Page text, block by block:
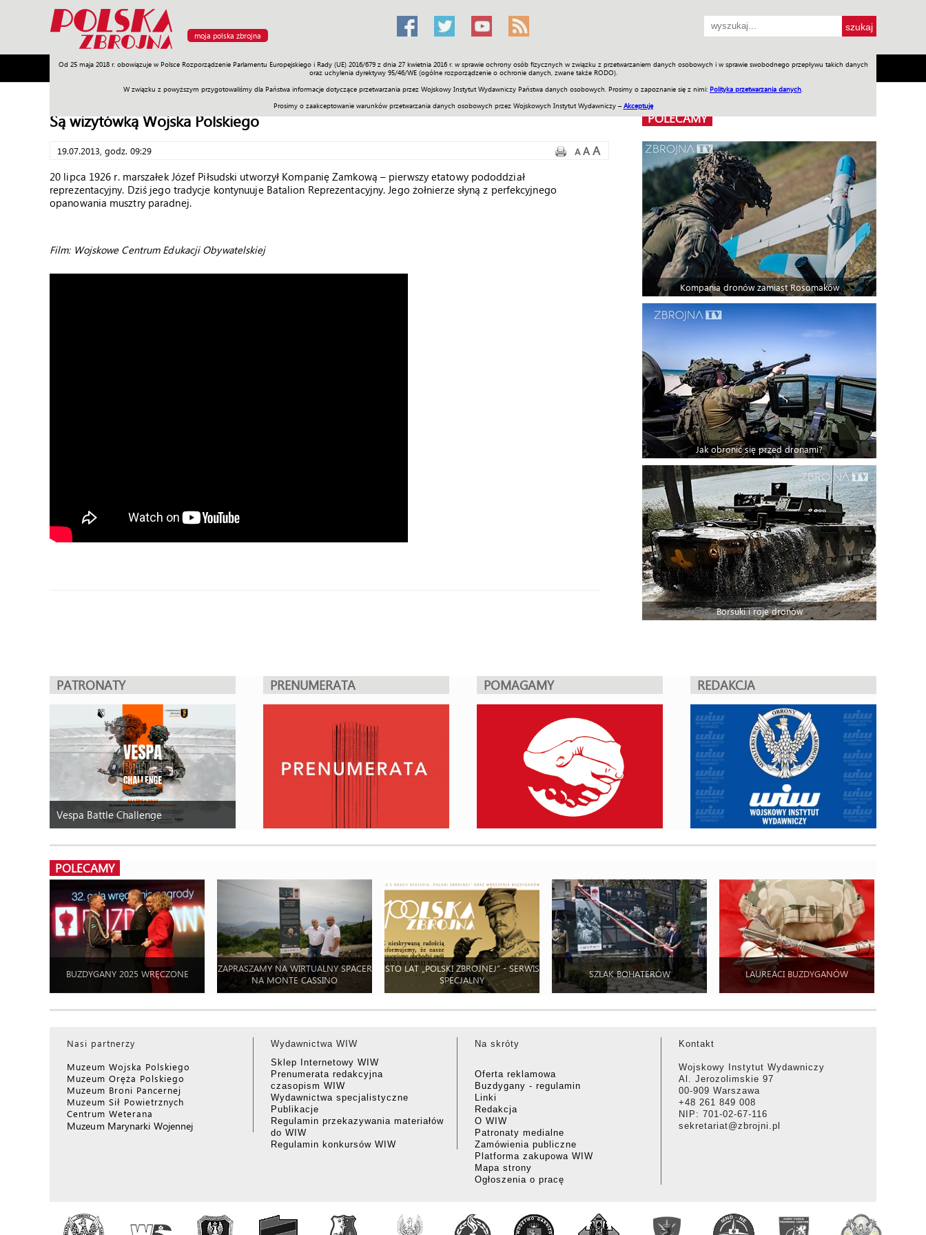
moja polska zbrojna
Od 25 maja 2018 r. obowiązuje w Polsce Rozporządzenie Parlamentu Europejskiego i Rady (UE) 2016/679 z dnia 27 kwietnia 2016 r. w sprawie ochrony osób fizycznych w związku z przetwarzaniem danych osobowych i w sprawie swobodnego przepływu takich danych
oraz uchylenia dyrektywy 95/46/WE (ogólne rozporządzenie o ochronie danych, zwane także RODO).
W związku z powyższym przygotowaliśmy dla Państwa informacje dotyczące przetwarzania przez Wojskowy Instytut Wydawniczy Państwa danych osobowych. Prosimy o zapoznanie się z nimi: Polityka przetwarzania danych
Prosimy o zaakceptowanie warunków przetwarzania danych osobowych przez Wojskowych Instytut Wydawniczy – Akceptuję
Armia Poligon Sprzęt Misje Polityka Prawo Świat Społeczność Sport Historia Galerie Wideo ENGLISH SKLEP Jednodniówki Praca w WIW
Są wizytówką Wojska Polskiego
19.07.2013, godz. 09:29 A A A
20 lipca 1926 r. marszałek Józef Piłsudski utworzył Kompanię Zamkową – pierwszy etatowy pododdział
reprezentacyjny. Dziś jego tradycje kontynuuje Batalion Reprezentacyjny. Jego żołnierze słyną z perfekcyjnego
opanowania musztry paradnej.
Film: Wojskowe Centrum Edukacji Obywatelskiej
POLECAMY
Kompania dronów zamiast Rosomaków
Jak obronić się przed dronami?
Borsuki i roje dronów
PATRONATY
Vespa Battle Challenge
PRENUMERATA POMAGAMY REDAKCJA
POLECAMY
BUZDYGANY 2025 WRĘCZONE
ZAPRASZAMY NA WIRTUALNY SPACER
NA MONTE CASSINO
STO LAT „POLSKI ZBROJNEJ” - SERWIS
SPECJALNY
SZLAK BOHATERÓW LAUREACI BUZDYGANÓW
Nasi partnerzy
Muzeum Wojska Polskiego
Muzeum Oręża Polskiego
Muzeum Broni Pancernej
Muzeum Sił Powietrznych
Centrum Weterana
Muzeum Marynarki Wojennej
Wydawnictwa WIW
Sklep Internetowy WIW
Prenumerata redakcyjna
czasopism WIW
Wydawnictwa specjalistyczne
Publikacje
Regulamin przekazywania materiałów
do WIW
Regulamin konkursów WIW
Na skróty
Oferta reklamowa
Buzdygany - regulamin
Linki
Redakcja
O WIW
Patronaty medialne
Zamówienia publiczne
Platforma zakupowa WIW
Mapa strony
Ogłoszenia o pracę
Kontakt
Wojskowy Instytut Wydawniczy
Al. Jerozolimskie 97
00-909 Warszawa
+48 261 849 008
NIP: 701-02-67-116
sekretariat@zbrojni.pl